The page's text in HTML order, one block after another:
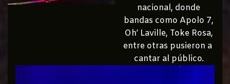
nacional, donde
bandas como Apolo 7,
Oh’ Laville, Toke Rosa,
entre otras pusieron a
cantar al público.